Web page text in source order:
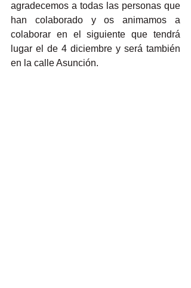
agradecemos a todas las personas que
han colaborado y os animamos a
colaborar en el siguiente que tendrá
lugar el de 4 diciembre y será también
en la calle Asunción.